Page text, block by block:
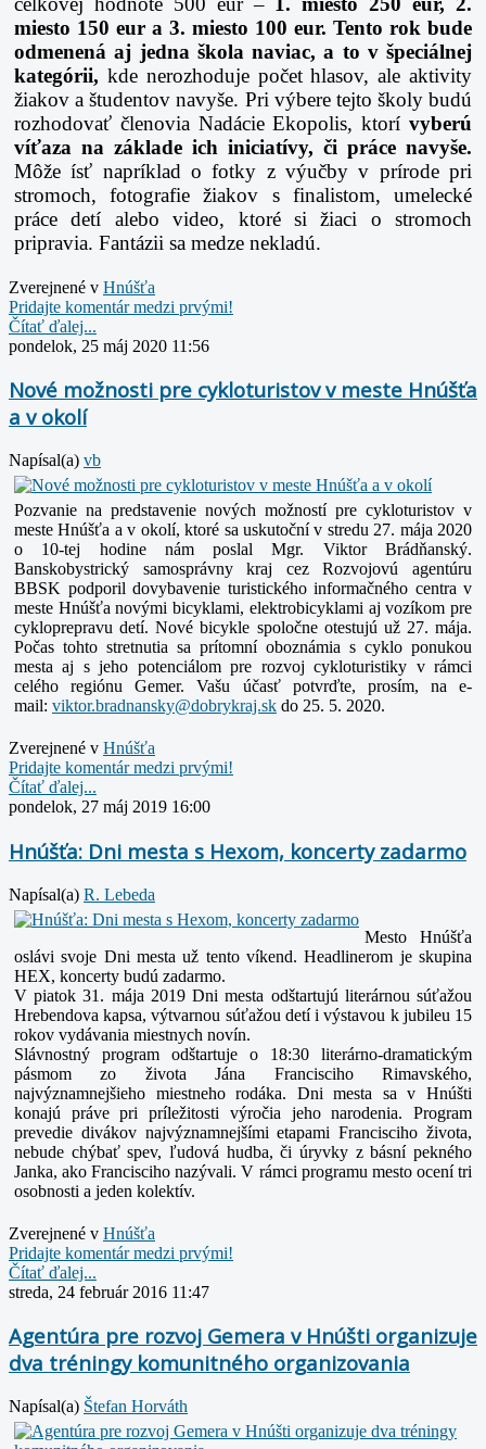
miesto 150 eur a 3. miesto 100 eur. Tento rok bude
odmenená aj jedna škola naviac, a to v špeciálnej
kategórii, kde nerozhoduje počet hlasov, ale aktivity
žiakov a študentov navyše. Pri výbere tejto školy budú
rozhodovať členovia Nadácie Ekopolis, ktorí vyberú
víťaza na základe ich iniciatívy, či práce navyše.
Môže ísť napríklad o fotky z výučby v prírode pri
stromoch, fotografie žiakov s finalistom, umelecké
práce detí alebo video, ktoré si žiaci o stromoch
pripravia. Fantázii sa medze nekladú.
Zverejnené v Hnúšťa
Pridajte komentár medzi prvými!
Čítať ďalej...
pondelok, 25 máj 2020 11:56
Nové možnosti pre cykloturistov v meste Hnúšťa
a v okolí
Napísal(a) vb
Pozvanie na predstavenie nových možností pre cykloturistov v
meste Hnúšťa a v okolí, ktoré sa uskutoční v stredu 27. mája 2020
o 10-tej hodine nám poslal Mgr. Viktor Brádňanský.
Banskobystrický samosprávny kraj cez Rozvojovú agentúru
BBSK podporil dovybavenie turistického informačného centra v
meste Hnúšťa novými bicyklami, elektrobicyklami aj vozíkom pre
cykloprepravu detí.Nové bicykle spoločne otestujú už 27. mája.
Počas tohto stretnutia sa prítomní oboznámia s cyklo ponukou
mesta aj s jeho potenciálom pre rozvoj cykloturistiky v rámci
celého regiónu Gemer. Vašu účasť potvrďte, prosím, na e-
mail:
do 25. 5. 2020.
Zverejnené v Hnúšťa
Pridajte komentár medzi prvými!
Čítať ďalej...
pondelok, 27 máj 2019 16:00
Hnúšťa: Dni mesta s Hexom, koncerty zadarmo
Napísal(a) R. Lebeda
Mesto Hnúšťa
oslávi svoje Dni mesta už tento víkend. Headlinerom je skupina
HEX, koncerty budú zadarmo.
V piatok 31. mája 2019 Dni mesta odštartujú literárnou súťažou
Hrebendova kapsa, výtvarnou súťažou detí i výstavou k jubileu 15
rokov vydávania miestnych novín.
Slávnostný program odštartuje o 18:30 literárno-dramatickým
pásmom zo života Jána Francisciho Rimavského,
najvýznamnejšieho miestneho rodáka. Dni mesta sa v Hnúšti
konajú práve pri príležitosti výročia jeho narodenia. Program
prevedie divákov najvýznamnejšími etapami Francisciho života,
nebude chýbať spev, ľudová hudba, či úryvky z básní pekného
Janka, ako Francisciho nazývali. V rámci programu mesto ocení tri
osobnosti a jeden kolektív.
Zverejnené v Hnúšťa
Pridajte komentár medzi prvými!
Čítať ďalej...
streda, 24 február 2016 11:47
Agentúra pre rozvoj Gemera v Hnúšti organizuje
dva tréningy komunitného organizovania
Napísal(a) Štefan Horváth